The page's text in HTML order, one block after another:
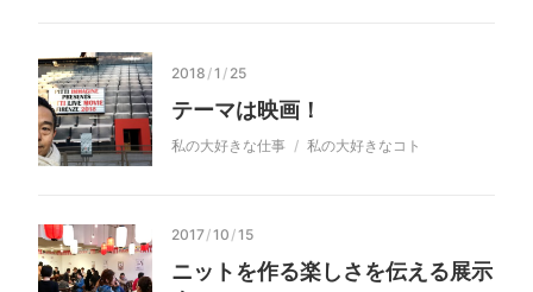
2018 /1 / 25
テーマは映画！
私の大好きな仕事 私の大好きなコト
2017/10 /15
ニットを作る楽しさを伝える展示